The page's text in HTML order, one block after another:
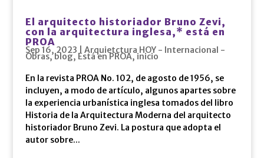
El arquitecto historiador Bruno Zevi,
con la arquitectura inglesa,* está en
PROA
Sep 16, 2023 Arquietctura HOY - Internacional -
Obras,blog, Está en PROA,inicio
En la revista PROA No. 102, de agosto de 1956, se
incluyen, a modo de artículo, algunos apartes sobre
la experiencia urbanística inglesa tomados del libro
Historia de la Arquitectura Moderna del arquitecto
historiador Bruno Zevi. La postura que adopta el
autor sobre...